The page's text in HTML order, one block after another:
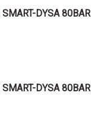
DYSA 80BAR
DYSA 80BAR